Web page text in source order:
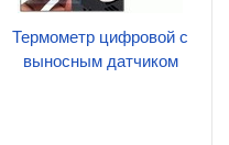
Термометр цифровой с
выносным датчиком